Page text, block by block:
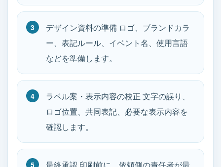
デザイン資料の準備 ロゴ、ブランドカラ
ー、表記ルール、イベント名、使用言語
などを準備します。
ラベル案・表示内容の校正 文字の誤り、
ロゴ位置、共同表記、必要な表示内容を
確認します。